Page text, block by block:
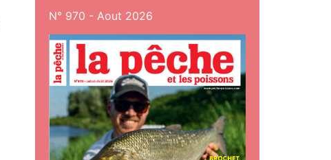
N° 970 - Aout 2026